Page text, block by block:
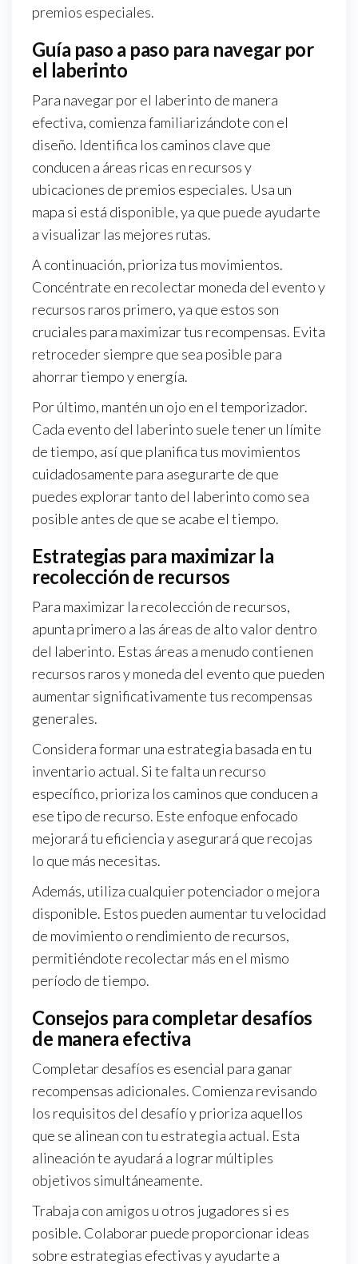
premios especiales.
Guía paso a paso para navegar por
el laberinto
Para navegar por el laberinto de manera
efectiva, comienza familiarizándote con el
diseño. Identifica los caminos clave que
conducen a áreas ricas en recursos y
ubicaciones de premios especiales. Usa un
mapa si está disponible, ya que puede ayudarte
a visualizar las mejores rutas.
A continuación, prioriza tus movimientos.
Concéntrate en recolectar moneda del evento y
recursos raros primero, ya que estos son
cruciales para maximizar tus recompensas. Evita
retroceder siempre que sea posible para
ahorrar tiempo y energía.
Por último, mantén un ojo en el temporizador.
Cada evento del laberinto suele tener un límite
de tiempo, así que planifica tus movimientos
cuidadosamente para asegurarte de que
puedes explorar tanto del laberinto como sea
posible antes de que se acabe el tiempo.
Estrategias para maximizar la
recolección de recursos
Para maximizar la recolección de recursos,
apunta primero a las áreas de alto valor dentro
del laberinto. Estas áreas a menudo contienen
recursos raros y moneda del evento que pueden
aumentar significativamente tus recompensas
generales.
Considera formar una estrategia basada en tu
inventario actual. Si te falta un recurso
específico, prioriza los caminos que conducen a
ese tipo de recurso. Este enfoque enfocado
mejorará tu eficiencia y asegurará que recojas
lo que más necesitas.
Además, utiliza cualquier potenciador o mejora
disponible. Estos pueden aumentar tu velocidad
de movimiento o rendimiento de recursos,
permitiéndote recolectar más en el mismo
período de tiempo.
Consejos para completar desafíos
de manera efectiva
Completar desafíos es esencial para ganar
recompensas adicionales. Comienza revisando
los requisitos del desafío y prioriza aquellos
que se alinean con tu estrategia actual. Esta
alineación te ayudará a lograr múltiples
objetivos simultáneamente.
Trabaja con amigos u otros jugadores si es
posible. Colaborar puede proporcionar ideas
sobre estrategias efectivas y ayudarte a